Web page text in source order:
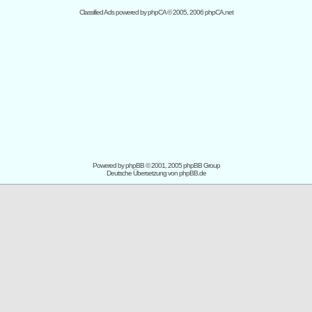
Classified Ads powered byphpCA© 2005, 2006 phpCA.net
Powered byphpBB© 2001, 2005 phpBB Group
Deutsche Übersetzung vonphpBB.de